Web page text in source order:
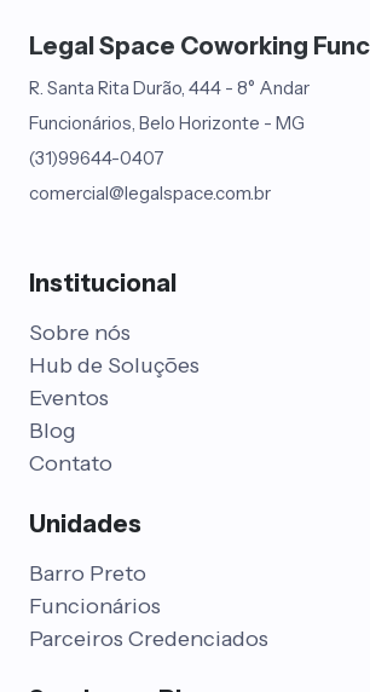
Legal Space Coworking
R. Santa Rita Durão, 444 - 8° Andar
Funcionários, Belo Horizonte - MG
(31)99644-0407
comercial@legalspace.com.br
Institucional
Sobre nós
Hub de Soluções
Eventos
Blog
Contato
Unidades
Barro Preto
Funcionários
Parceiros Credenciados